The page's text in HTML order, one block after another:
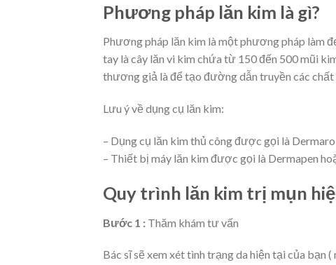
Phương pháp lăn kim là gì?
Phương pháp lăn kim là một phương pháp làm
tay là cây lăn vi kim chứa từ 150 đến 500 mũi
thương giả là để tạo đường dẫn truyền các chất
Lưu ý về dụng cụ lăn kim:
– Dụng cụ lăn kim thủ công được gọi là
– Thiết bị máy lăn kim được gọi là Dermapen
Quy trình lăn kim trị mụn
Bước 1 : Thăm khám tư vấn
Bác sĩ sẽ xem xét tình trạng da hiện tại của bạn